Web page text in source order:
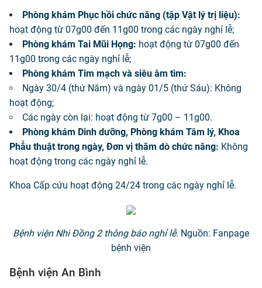
Phòng khám Phục hồi chức năng (tập Vật lý trị liệu):
hoạt động từ 07g00 đến 11g00 trong các ngày nghỉ lễ;
Phòng khám Tai Mũi Họng: hoạt động từ 07g00 đến
11g00 trong các ngày nghỉ lễ;
Phòng khám Tim mạch và siêu âm tim:
Ngày 30/4 (thứ Năm) và ngày 01/5 (thứ Sáu): Không
hoạt động;
Các ngày còn lại: hoạt động từ 7g00 – 11g00.
Phòng khám Dinh dưỡng, Phòng khám Tâm lý, Khoa
Phẫu thuật trong ngày, Đơn vị thăm dò chức năng: Không
hoạt động trong các ngày nghỉ lễ.
Khoa Cấp cứu hoạt động 24/24 trong các ngày nghỉ lễ.
Bệnh viện Nhi Đồng 2 thông báo nghỉ lễ. Nguồn: Fanpage
bệnh viện
Bệnh viện An Bình